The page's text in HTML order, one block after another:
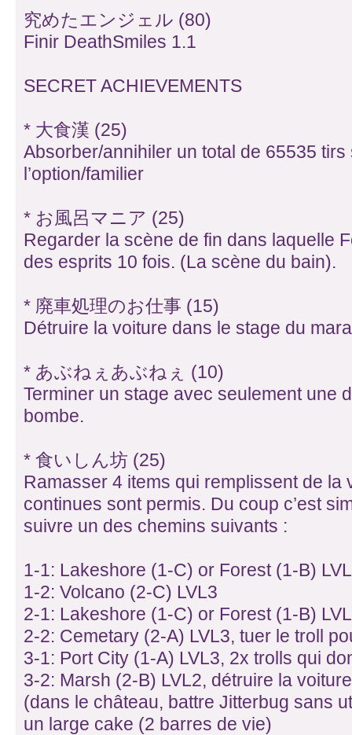
究めたエンジェル (80)
Finir DeathSmiles 1.1
SECRET ACHIEVEMENTS
* 大食漢 (25)
Absorber/annihiler un total de 65535
l’option/familier
* お風呂マニア (25)
Regarder la scène de fin dans laquelle
des esprits 10 fois. (La scène du bain).
* 廃車処理のお仕事 (15)
Détruire la voiture dans le stage du
* あぶねぇあぶねぇ (10)
Terminer un stage avec seulement une
bombe.
* 食いしん坊 (25)
Ramasser 4 items qui remplissent de la
continues sont permis. Du coup c’est
suivre un des chemins suivants :
1-1: Lakeshore (1-C) or Forest (1-B)
1-2: Volcano (2-C) LVL3
2-1: Lakeshore (1-C) or Forest (1-B)
2-2: Cemetary (2-A) LVL3, tuer le troll
3-1: Port City (1-A) LVL3, 2x trolls qui
3-2: Marsh (2-B) LVL2, détruire la
(dans le château, battre Jitterbug sans
un large cake (2 barres de vie)